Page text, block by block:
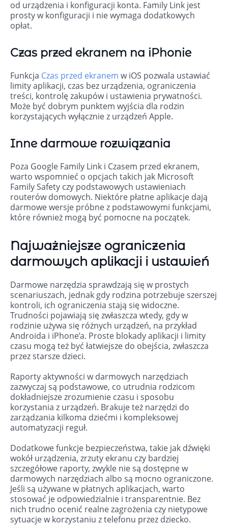
od urządzenia i konfiguracji konta. Family Link jest
prosty w konfiguracji i nie wymaga dodatkowych
opłat.
Czas przed ekranem na iPhonie
Funkcja Czas przed ekranem w iOS pozwala ustawiać
limity aplikacji, czas bez urządzenia, ograniczenia
treści, kontrolę zakupów i ustawienia prywatności.
Może być dobrym punktem wyjścia dla rodzin
korzystających wyłącznie z urządzeń Apple.
Inne darmowe rozwiązania
Poza Google Family Link i Czasem przed ekranem,
warto wspomnieć o opcjach takich jak Microsoft
Family Safety czy podstawowych ustawieniach
routerów domowych. Niektóre płatne aplikacje dają
darmowe wersje próbne z podstawowymi funkcjami,
które również mogą być pomocne na początek.
Najważniejsze ograniczenia
darmowych aplikacji i ustawień
Darmowe narzędzia sprawdzają się w prostych
scenariuszach, jednak gdy rodzina potrzebuje szerszej
kontroli, ich ograniczenia stają się widoczne.
Trudności pojawiają się zwłaszcza wtedy, gdy w
rodzinie używa się różnych urządzeń, na przykład
Androida i iPhone’a. Proste blokady aplikacji i limity
czasu mogą też być łatwiejsze do obejścia, zwłaszcza
przez starsze dzieci.
Raporty aktywności w darmowych narzędziach
zazwyczaj są podstawowe, co utrudnia rodzicom
dokładniejsze zrozumienie czasu i sposobu
korzystania z urządzeń. Brakuje też narzędzi do
zarządzania kilkoma dziećmi i kompleksowej
automatyzacji reguł.
Dodatkowe funkcje bezpieczeństwa, takie jak dźwięki
wokół urządzenia, zrzuty ekranu czy bardziej
szczegółowe raporty, zwykle nie są dostępne w
darmowych narzędziach albo są mocno ograniczone.
Jeśli są używane w płatnych aplikacjach, warto
stosować je odpowiedzialnie i transparentnie. Bez
nich trudno ocenić realne zagrożenia czy nietypowe
sytuacje w korzystaniu z telefonu przez dziecko.